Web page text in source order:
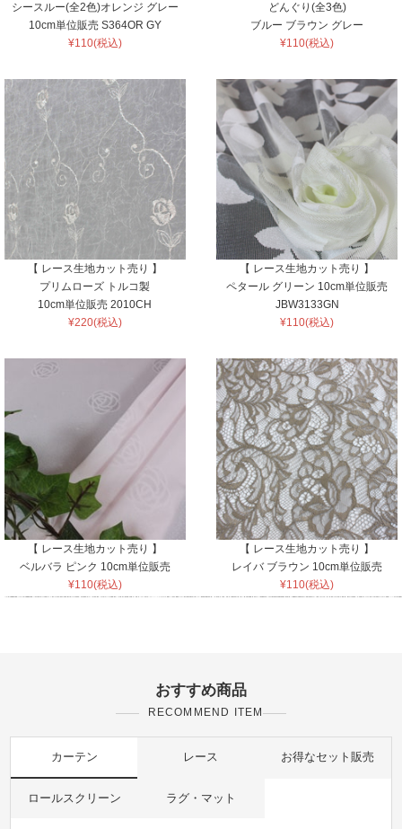
シースルー(全2色)オレンジ グレー
10cm単位販売 S364OR GY
¥110(税込)
どんぐり(全3色)
ブルー ブラウン グレー
¥110(税込)
【 レース生地カット売り 】
プリムローズ トルコ製
10cm単位販売 2010CH
¥220(税込)
【 レース生地カット売り 】
ペタール グリーン 10cm単位販売
JBW3133GN
¥110(税込)
【 レース生地カット売り 】
ベルバラ ピンク 10cm単位販売
¥110(税込)
【 レース生地カット売り 】
レイバ ブラウン 10cm単位販売
¥110(税込)
おすすめ商品
RECOMMEND ITEM
カーテン レース お得なセット販売
ロールスクリーン ラグ・マット